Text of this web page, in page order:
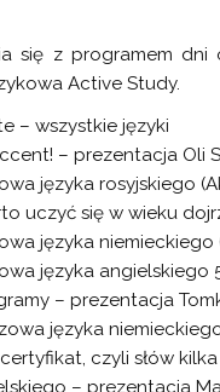
się z programem dni
Active Study.
– wszystkie języki
– prezentacja Oli
języka rosyjskiego
uczyć się w wieku
języka niemieckiego
języka angielskiego
– prezentacja
języka
czyli słów
– prezentacja